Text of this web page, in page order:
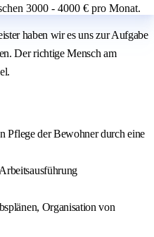
3000 - 4000 € pro Monat.
haben wir es uns zur Aufgabe
Der richtige Mensch am
Pflege der Bewohner durch eine
Organisation von